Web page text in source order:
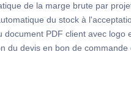
de la marge brute par
du stock à
document PDF client avec logo
du devis en bon de